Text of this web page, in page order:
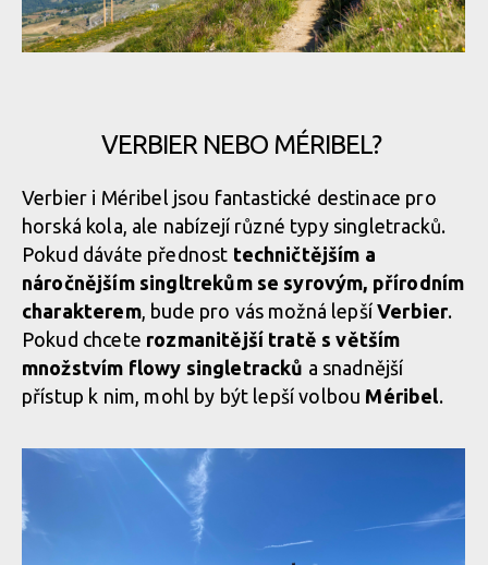
pojede v Meribelu a Verbieru
pojede v Meribelu a Verbieru
ENDURO2 se v roce 2025 pojede v Meribelu a Verbieru
ENDURO2 se v roce 2025 pojede v Meribelu a Verbieru
ENDURO2 se v roce 2025 pojede v Meribelu a Verbieru
VERBIER NEBO MÉRIBEL?
Verbier i Méribel jsou fantastické destinace pro
horská kola, ale nabízejí různé typy singletracků.
Pokud dáváte přednost techničtějším a
náročnějším singltrekům se syrovým, přírodním
charakterem, bude pro vás možná lepšíVerbier.
Pokud chcete rozmanitější tratě s větším
množstvím flowy singletracků a snadnější
přístup k nim, mohl by být lepší volbou Méribel.